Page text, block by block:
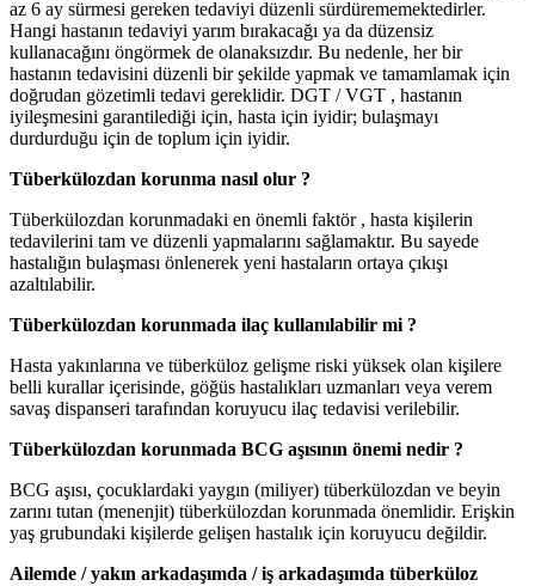
az 6 ay sürmesi gereken tedaviyi düzenli sürdürememektedirler.
Hangi hastanın tedaviyi yarım bırakacağı ya da düzensiz
kullanacağını öngörmek de olanaksızdır. Bu nedenle, her bir
hastanın tedavisini düzenli bir şekilde yapmak ve tamamlamak için
doğrudan gözetimli tedavi gereklidir. DGT / VGT , hastanın
iyileşmesini garantilediği için, hasta için iyidir; bulaşmayı
durdurduğu için de toplum için iyidir.
Tüberkülozdan korunma nasıl olur ?
Tüberkülozdan korunmadaki en önemli faktör , hasta kişilerin
tedavilerini tam ve düzenli yapmalarını sağlamaktır. Bu sayede
hastalığın bulaşması önlenerek yeni hastaların ortaya çıkışı
azaltılabilir.
Tüberkülozdan korunmada ilaç kullanılabilir mi ?
Hasta yakınlarına ve tüberküloz gelişme riski yüksek olan kişilere
belli kurallar içerisinde, göğüs hastalıkları uzmanları veya verem
savaş dispanseri tarafından koruyucu ilaç tedavisi verilebilir.
Tüberkülozdan korunmada BCG aşısının önemi nedir ?
BCG aşısı, çocuklardaki yaygın (miliyer) tüberkülozdan ve beyin
zarını tutan (menenjit) tüberkülozdan korunmada önemlidir. Erişkin
yaş grubundaki kişilerde gelişen hastalık için koruyucu değildir.
Ailemde / yakın arkadaşımda / iş arkadaşımda tüberküloz